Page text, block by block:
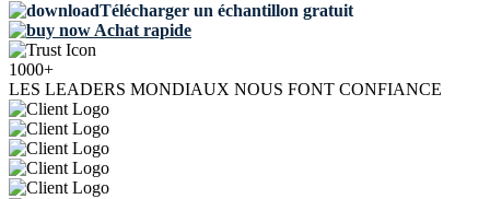
Télécharger un échantillon gratuit
Achat rapide
1000+
LES LEADERS MONDIAUX NOUS FONT CONFIANCE